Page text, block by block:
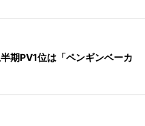
期PV1位は「ペンギンベーカ